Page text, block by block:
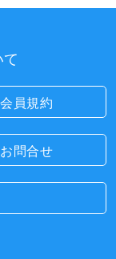
会員規約
お問合せ